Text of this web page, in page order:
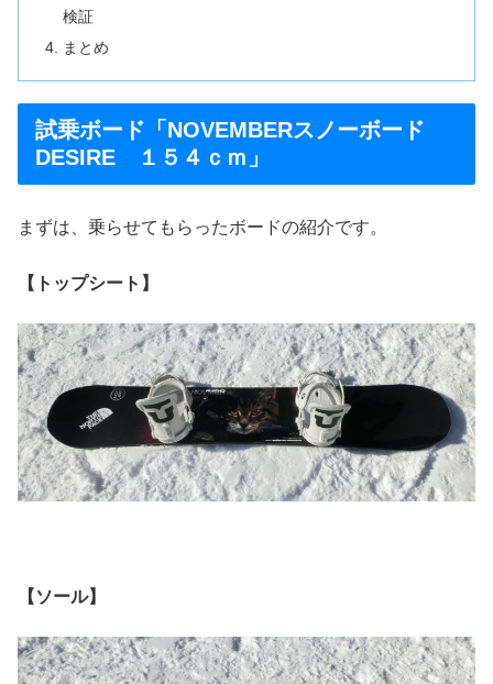
検証
まとめ
試乗ボード「NOVEMBERスノーボード
DESIRE １５４ｃｍ」
まずは、乗らせてもらったボードの紹介です。
【トップシート】
【ソール】